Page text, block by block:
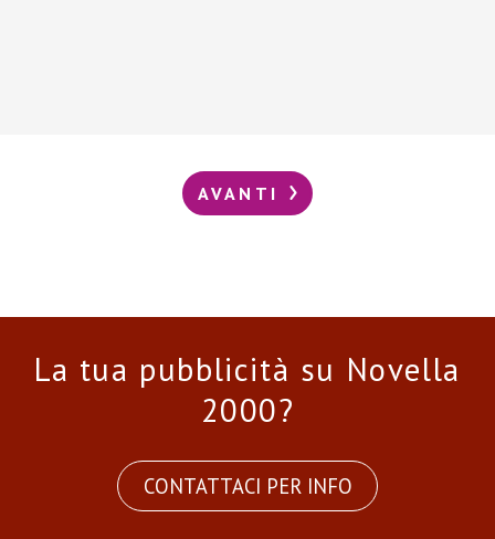
AVANTI
La tua pubblicità su Novella
2000?
CONTATTACI PER INFO